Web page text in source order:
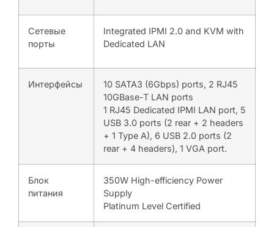
Сетевые
порты
Integrated IPMI 2.0 and KVM with
Dedicated LAN
Интерфейсы
10 SATA3 (6Gbps) ports, 2 RJ45
10GBase-T LAN ports
1 RJ45 Dedicated IPMI LAN port, 5
USB 3.0 ports (2 rear + 2 headers
+ 1 Type A), 6 USB 2.0 ports (2
rear + 4 headers), 1 VGA port.
Блок
питания
350W High-efficiency Power
Supply
Platinum Level Certified